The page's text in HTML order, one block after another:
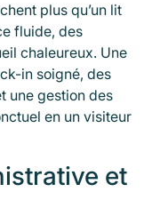
plus qu’un lit
fluide, des
chaleureux. Une
in soigné, des
une gestion des
en un visiteur
et